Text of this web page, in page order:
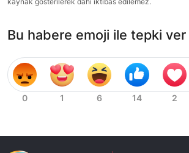
Bu habere emoji ile tepki ver